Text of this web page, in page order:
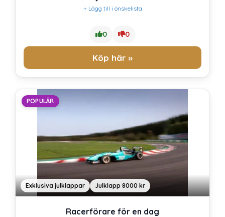
+ Lägg till i önskelista
0 0
Köp här »
POPULÄR
Exklusiva julklappar Julklapp 8000 kr
Racerförare för en dag